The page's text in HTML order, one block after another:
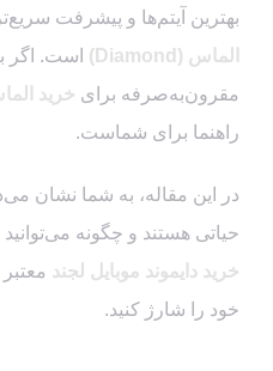
بهترین آیتم‌ها و پیشرفت
الماس (Diamond)
است. اگر
مقرون‌به‌صرفه برای خرید
راهنما برای شماست.
در این مقاله، به شما نشان
حیاتی هستند و چگونه
خرید دایموند موبایل لجند معتبر
خود را شارژ کنید.